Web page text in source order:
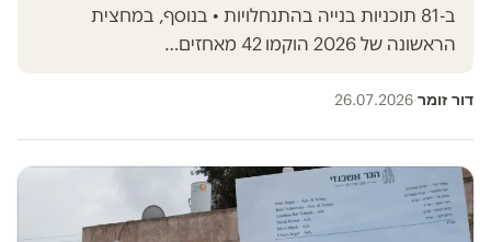
ב-81 תוכניות בנייה בהתנחלויות • בנוסף, במחצית
הראשונה של 2026 הוקמו 42 מאחזים…
דור זומר·
26.07.2026